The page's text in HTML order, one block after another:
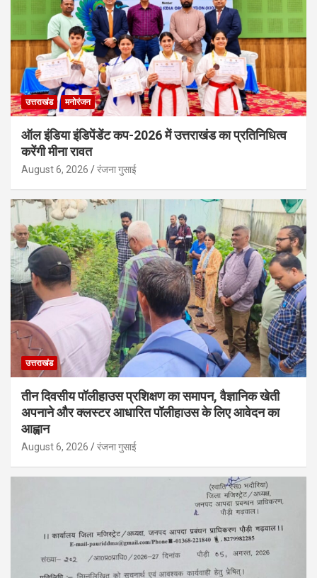
उत्तराखंड मनोरंजन
ऑल इंडिया इंडिपेंडेंट कप-2026 में उत्तराखंड का प्रतिनिधित्व
करेंगी मीना रावत
August 6, 2026 रंजना गुसाई
उत्तराखंड
तीन दिवसीय पॉलीहाउस प्रशिक्षण का समापन, वैज्ञानिक खेती
अपनाने और क्लस्टर आधारित पॉलीहाउस के लिए आवेदन का
आह्वान
August 6, 2026 रंजना गुसाई